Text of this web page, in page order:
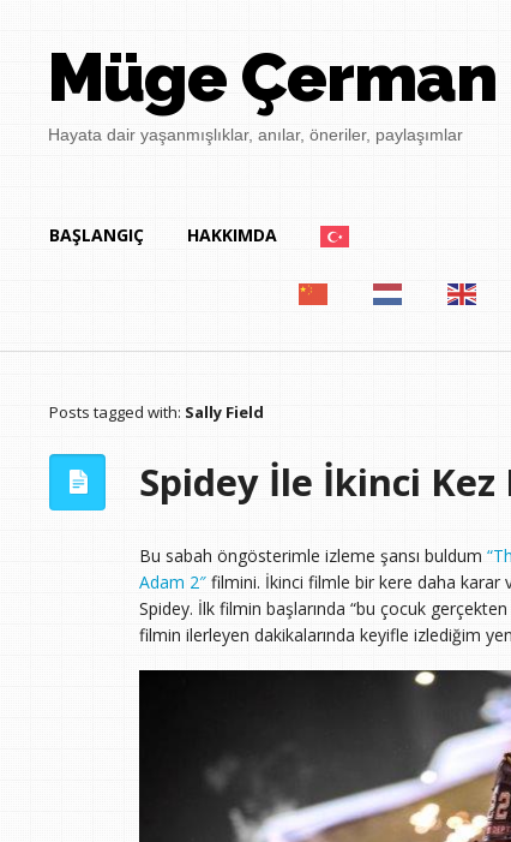
Müge Çerman
Hayata dair yaşanmışlıklar, anılar, öneriler, paylaşımlar
BAŞLANGIÇ HAKKIMDA
Posts tagged with: Sally Field
Spidey İle İkinci
Bu sabah öngösterimle izleme şansı buldum
Adam 2″filmini. İkinci filmle bir kere daha karar
Spidey. İlk filmin başlarında “bu çocuk
filmin ilerleyen dakikalarında keyifle izlediğim